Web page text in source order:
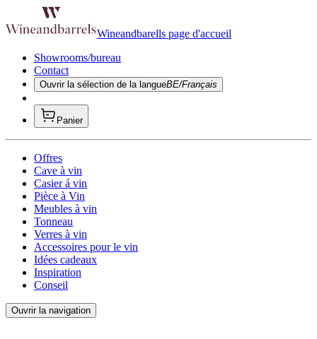
Wineandbarells page d'accueil
Showrooms/bureau
Contact
Ouvrir la sélection de la langueBE/Français
Panier
Offres
Cave à vin
Casier á vin
Pièce à Vin
Meubles à vin
Tonneau
Verres à vin
Accessoires pour le vin
Idées cadeaux
Inspiration
Conseil
Ouvrir la navigation